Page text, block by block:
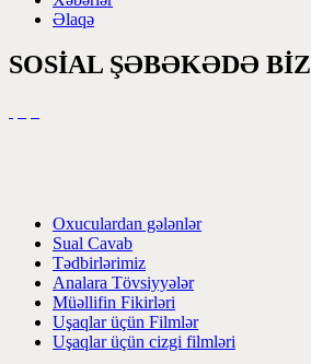
Əlaqə
SOSİAL ŞƏBƏKƏDƏ BİZ
Oxuculardan gələnlər
Sual Cavab
Tədbirlərimiz
Analara Tövsiyyələr
Müəllifin Fikirləri
Uşaqlar üçün Filmlər
Uşaqlar üçün cizgi filmləri